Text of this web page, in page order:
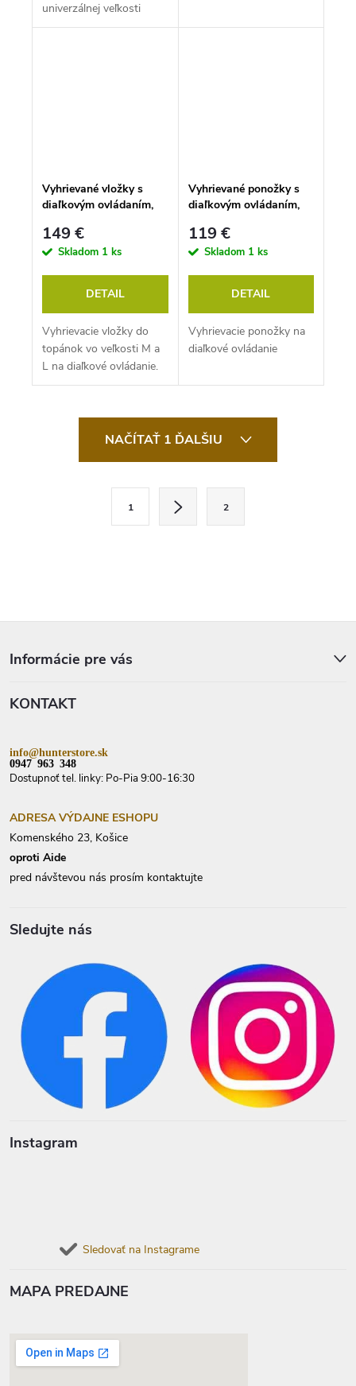
univerzálnej veľkosti
Vyhrievané vložky s
diaľkovým ovládaním,
149 €
Skladom 1 ks
DETAIL
Vyhrievacie vložky do
topánok vo veľkosti M a
L na diaľkové ovládanie.
Vyhrievané ponožky s
diaľkovým ovládaním,
119 €
Skladom 1 ks
DETAIL
Vyhrievacie ponožky na
diaľkové ovládanie
ý
s
NAČÍTAŤ 1 ĎALŠIU
v
n
e
1 2
Informácie pre vás
KONTAKT
info@hunterstore.sk
0947 963 348
Dostupnoť tel. linky: Po-Pia 9:00-16:30
ADRESA VÝDAJNE ESHOPU
Komenského 23, Košice
oproti Aide
pred návštevou nás prosím kontaktujte
Sledujte nás
Instagram
Sledovať na Instagrame
MAPA PREDAJNE